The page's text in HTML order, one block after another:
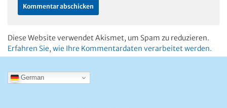
Diese Website verwendet Akismet, um Spam zu reduzieren.
Erfahren Sie, wie Ihre Kommentardaten verarbeitet werden.
German